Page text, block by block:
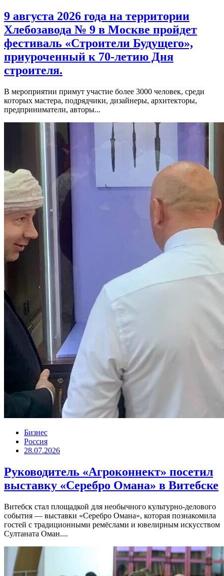
9 августа 2026 года на территории
Хлебозавода № 9 в Москве пройдет
фестиваль «Строители Будущего»,
приуроченный к 70-летию Дня
строителя.
В мероприятии примут участие более 3000 человек, среди
которых мастера, подрядчики, дизайнеры, архитекторы,
предприниматели, авторы...
Бизнес
Россия
28.07.2026
Руководитель «Агроконнект» посетил
выставку «Серебро Омана» в Витебске
Витебск стал площадкой для необычного культурно-делового
события — выставки «Серебро Омана», которая познакомила
гостей с традиционными ремёслами и ювелирным искусством
Султаната Оман....